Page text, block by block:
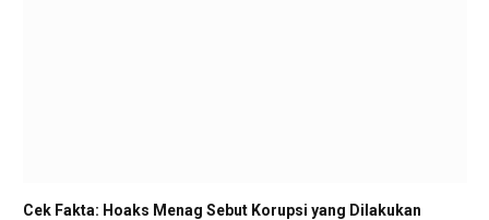
Cek Fakta: Hoaks Menag Sebut Korupsi yang Dilakukan